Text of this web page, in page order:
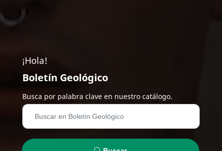
¡Hola!
Boletín Geológico
Busca por palabra clave en nuestro catálogo.